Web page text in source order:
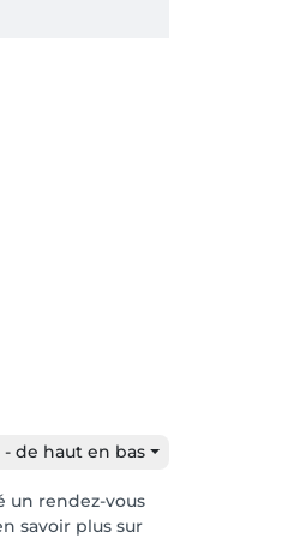
de haut en bas
un rendez-vous
savoir plus sur